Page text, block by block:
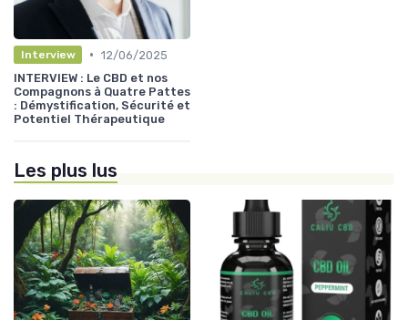
Interview • 12/06/2025
INTERVIEW : Le CBD et nos
Compagnons à Quatre Pattes
: Démystification, Sécurité et
Potentiel Thérapeutique
Les plus lus